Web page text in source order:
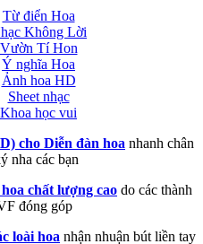
Từ điển Hoa
Không Lời
Vườn Tí Hon
Ý nghĩa Hoa
Ảnh hoa HD
Sheet nhạc
Khoa học vui
cho Diễn đàn hoa nhanh chân
nha các bạn
chất lượng cao do các thành
đóng góp
loài hoa nhận nhuận bút liền tay